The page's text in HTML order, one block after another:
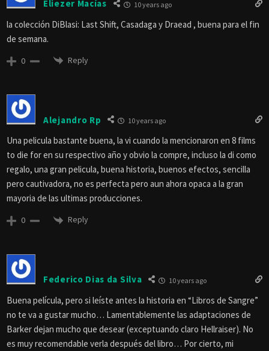
Eliezer Macías 10 years ago
la colección DiBlasi: Last Shift, Casadaga y Draead , buena para el fin
de semana.
0 Reply
Alejandro Rp 10 years ago
Una pelicula bastante buena, la vi cuando la mencionaron en 8 films
to die for en su respectivo año y obvio la compre, incluso la di como
regalo, una gran pelicula, buena historia, buenos efectos, sencilla
pero cautivadora, no es perfecta pero aun ahora opaca a la gran
mayoria de las ultimas producciones.
0 Reply
Federico Dias da Silva 10 years ago
Buena película, pero si leíste antes la historia en “Libros de Sangre”
no te va a gustar mucho… Lamentablemente las adaptaciones de
Barker dejan mucho que desear (exceptuando claro Hellraiser). No
es muy recomendable verla después del libro… Por cierto, mi